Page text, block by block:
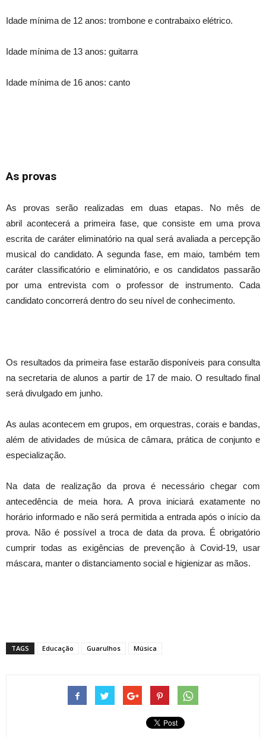
Idade mínima de 12 anos: trombone e contrabaixo elétrico.
Idade mínima de 13 anos: guitarra
Idade mínima de 16 anos: canto
As provas
As provas serão realizadas em duas etapas. No mês de
abril acontecerá a primeira fase, que consiste em uma prova
escrita de caráter eliminatório na qual será avaliada a percepção
musical do candidato. A segunda fase, em maio, também tem
caráter classificatório e eliminatório, e os candidatos passarão
por uma entrevista com o professor de instrumento. Cada
candidato concorrerá dentro do seu nível de conhecimento.
Os resultados da primeira fase estarão disponíveis para consulta
na secretaria de alunos a partir de 17 de maio. O resultado final
será divulgado em junho.
As aulas acontecem em grupos, em orquestras, corais e bandas,
além de atividades de música de câmara, prática de conjunto e
especialização.
Na data de realização da prova é necessário chegar com
antecedência de meia hora. A prova iniciará exatamente no
horário informado e não será permitida a entrada após o início da
prova. Não é possível a troca de data da prova. É obrigatório
cumprir todas as exigências de prevenção à Covid-19, usar
máscara, manter o distanciamento social e higienizar as mãos.
TAGS Educação Guarulhos Música